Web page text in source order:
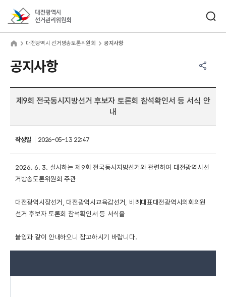
대전광역시 선거방송토론위원회 공지사항
공지사항
제9회 전국동시지방선거 후보자 토론회 참석확인서 등 서식 안
내
작성일 2026-05-13 22:47
2026. 6. 3. 실시하는 제9회 전국동시지방선거와 관련하여 대전광역시선
거방송토론위원회 주관
대전광역시장선거, 대전광역시교육감선거, 비례대표대전광역시의회의원
선거 후보자 토론회 참석확인서 등 서식을
붙임과 같이 안내하오니 참고하시기 바랍니다.